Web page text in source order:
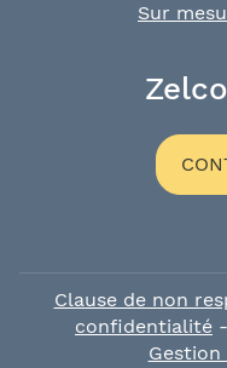
Sur
Clause de non
confidentialité -